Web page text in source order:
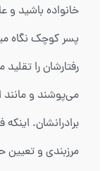
خانواده باشید
پسر کوچک نگاه
رفتارشان را
می‌پوشند و مانند
برادرانشان.
مرزبندی و تعیین